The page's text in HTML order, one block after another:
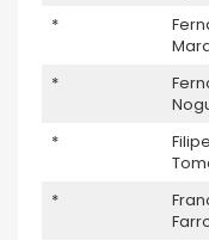
*
*
*
Filipe
*